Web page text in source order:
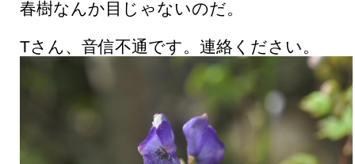
春樹なんか目じゃないのだ。
Tさん、音信不通です。連絡ください。